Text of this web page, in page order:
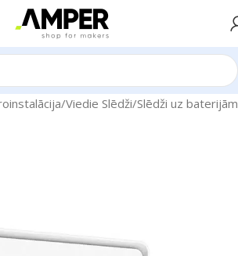
/Viedie Slēdži/Slēdži uz baterijām